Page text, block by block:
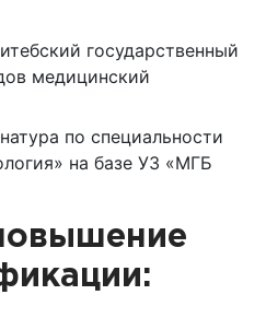
государственный
медицинский
по специальности
на базе УЗ «МГБ